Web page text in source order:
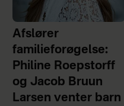
Afslører
familieforøgelse:
Philine Roepstorff
og Jacob Bruun
Larsen venter barn